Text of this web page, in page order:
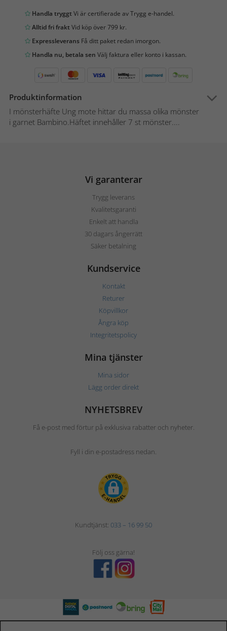
Handla tryggtVi är certifierade av Trygg e-handel.
Alltid fri fraktVid köp över 799 kr.
Expressleverans Få ditt paket redan imorgon.
Handla nu, betala sen Välj faktura eller konto i kassan.
Produktinformation
I mönsterhäfte Ung mote hittar du massa olika mönster
i garnet Bambino.Häftet innehåller 7 st mönster....
Vi garanterar
Trygg leverans
Kvalitetsgaranti
Enkelt att handla
30 dagars ångerrätt
Säker betalning
Kundservice
Kontakt
Returer
Köpvillkor
Ångra köp
Integritetspolicy
Mina tjänster
Mina sidor
Lägg order direkt
NYHETSBREV
Få e-post med förtur på exklusiva rabatter och nyheter.
Fyll i din e-postadress nedan.
Kundtjänst: 033 – 16 99 50
Följ oss gärna!